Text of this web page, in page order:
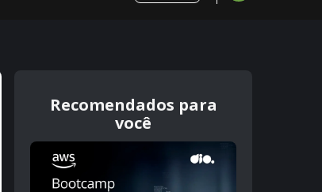
Recomendados para
você